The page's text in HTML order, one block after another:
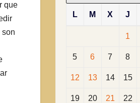
que
son
L M X J
1
5 6 7 8
12 13 14 15
19 20 21 22